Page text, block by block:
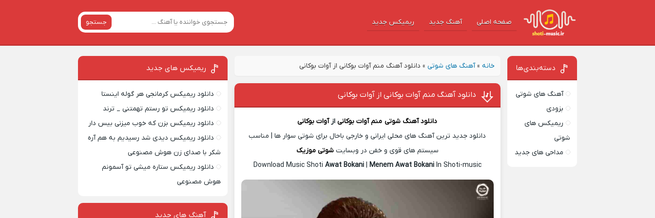
صفحه اصلی آهنگ‌ جدید ریمیکس جدید جستجو
خانه »آهنگ های شوتی » دانلود آهنگ منم آوات بوکانی از آوات بوکانی
دانلود آهنگ منم آوات بوکانی از آوات بوکانی
دانلود آهنگ شوتی منم آوات بوکانیازآوات بوکانی
دانلود جدید ترین آهنگ های محلی ایرانی و خارجی باحال برای شوتی سوار ها | مناسب
سیستم های قوی و خفن در وبسایتشوتی موزیک
Download Music Shoti Awat Bokani| Menem Awat BokaniIn Shoti-music
دسته‌بندی‌ها
آهنگ های شوتی
بزودی
ریمیکس های
شوتی
مداحی های جدید
ریمیکس‌ های جدید
دانلود ریمیکس کرمانجی هر گوله اینستا
دانلود ریمیکس تو رستم تهمتنی _ ترند
دانلود ریمیکس بزن که خوب میزنی بیس دار
دانلود ریمیکس دیدی شد رسیدیم به هم آره
شکر با صدای زن هوش مصنوعی
دانلود ریمیکس ستاره میشی تو آسمونم
هوش مصنوعی
آهنگ های جدید